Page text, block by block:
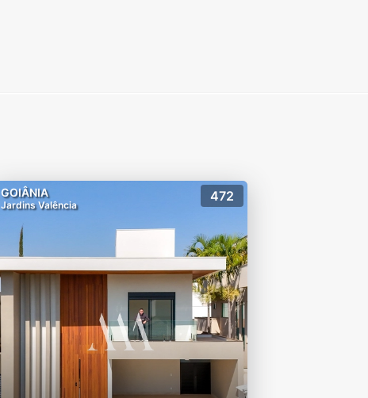
GOIÂNIA
Jardins Valência
472